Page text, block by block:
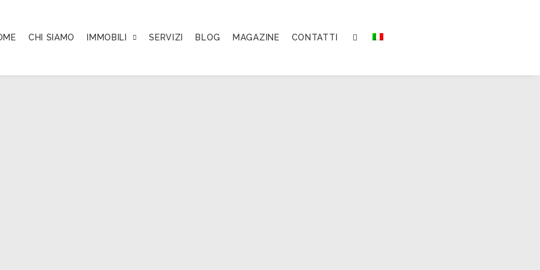
CHI SIAMO IMMOBILI SERVIZI BLOG MAGAZINE CONTATTI